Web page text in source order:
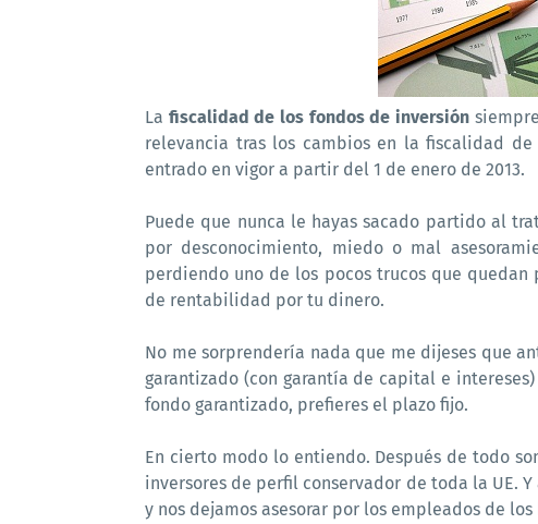
La fiscalidad de los fondos de inversión
relevancia tras los cambios en la fiscalidad
entrado en vigor a partir del 1 de enero de 2013.
Puede que nunca le hayas sacado partido al
por desconocimiento, miedo o mal
perdiendo uno de los pocos trucos que quedan
de rentabilidad por tu dinero.
No me sorprendería nada que me dijeses que
garantizado (con garantía de capital e
fondo garantizado, prefieres el plazo fijo.
En cierto modo lo entiendo. Después de todo
inversores de perfil conservador de toda la UE.
y nos dejamos asesorar por los empleados de los